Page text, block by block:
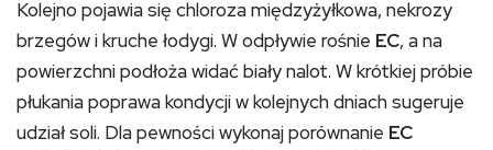
Kolejno pojawia się chloroza międzyżyłkowa, nekrozy
brzegów i kruche łodygi. W odpływie rośnie EC, a na
powierzchni podłoża widać biały nalot. W krótkiej próbie
płukania poprawa kondycji w kolejnych dniach sugeruje
udział soli. Dla pewności wykonaj porównanie EC